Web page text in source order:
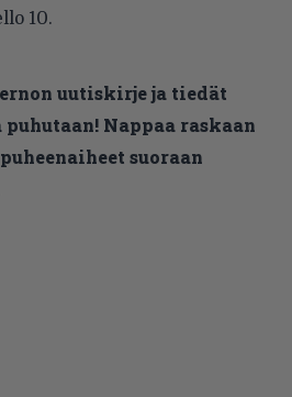
10.
uutiskirje ja tiedät
Nappaa raskaan
suoraan